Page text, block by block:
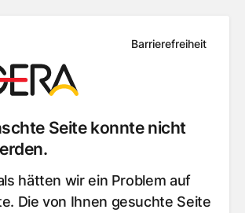
Barrierefreiheit
Seite konnte nicht
hätten wir ein Problem auf
Die von Ihnen gesuchte Seite